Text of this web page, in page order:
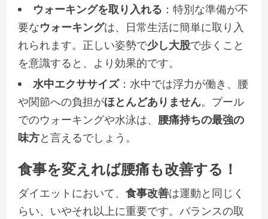
ウォーキングを取り入れる ：特別な準備が不
要なウォーキングは、日常生活に簡単に取り入
れられます。正しい姿勢で少し大股で歩くこと
を意識すると、より効果的です。
水中エクササイズ：水中では浮力が働き、腰
や関節への負担がほとんどありません。プール
でのウォーキングや水泳は、 腰痛持ちの最強の
味方と言えるでしょう。
食事を変えれば腰痛も改善する！
ダイエットにおいて、 食事改善は運動と同じく
らい、いやそれ以上に重要です。バランスの取